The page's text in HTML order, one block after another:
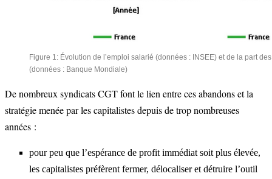
Figure 1: Évolution de l’emploi salarié (données : INSEE) et de la part
(données : Banque Mondiale)
De nombreux syndicats CGT font le lien entre ces abandons et la
stratégie menée par les capitalistes depuis de trop nombreuses
années :
pour peu que l’espérance de profit immédiat soit plus élevée,
les capitalistes préfèrent fermer, délocaliser et détruire l’outil